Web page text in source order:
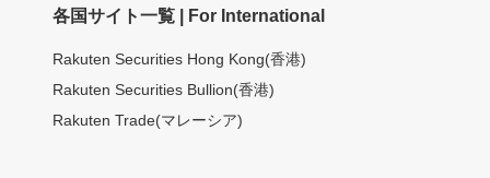
各国サイト一覧 | For International
Rakuten Securities Hong Kong(香港)
Rakuten Securities Bullion(香港)
Rakuten Trade(マレーシア)